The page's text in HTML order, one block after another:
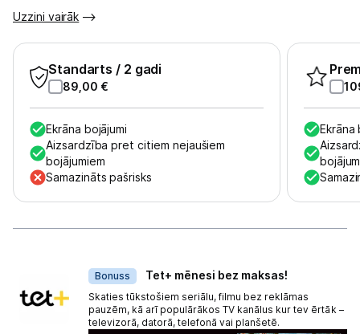
Kontakti
Uzzini vairāk
Standarts / 2 gadi
89,00 €
Ekrāna bojājumi
Aizsardzība pret citiem nejaušiem
bojājumiem
Samazināts pašrisks
Ekrāna
Bonuss Tet+ mēnesi bez maksas!
Skaties tūkstošiem seriālu, filmu bez reklāmas
pauzēm, kā arī populārākos TV kanālus kur tev ērtāk –
televizorā, datorā, telefonā vai planšetē.